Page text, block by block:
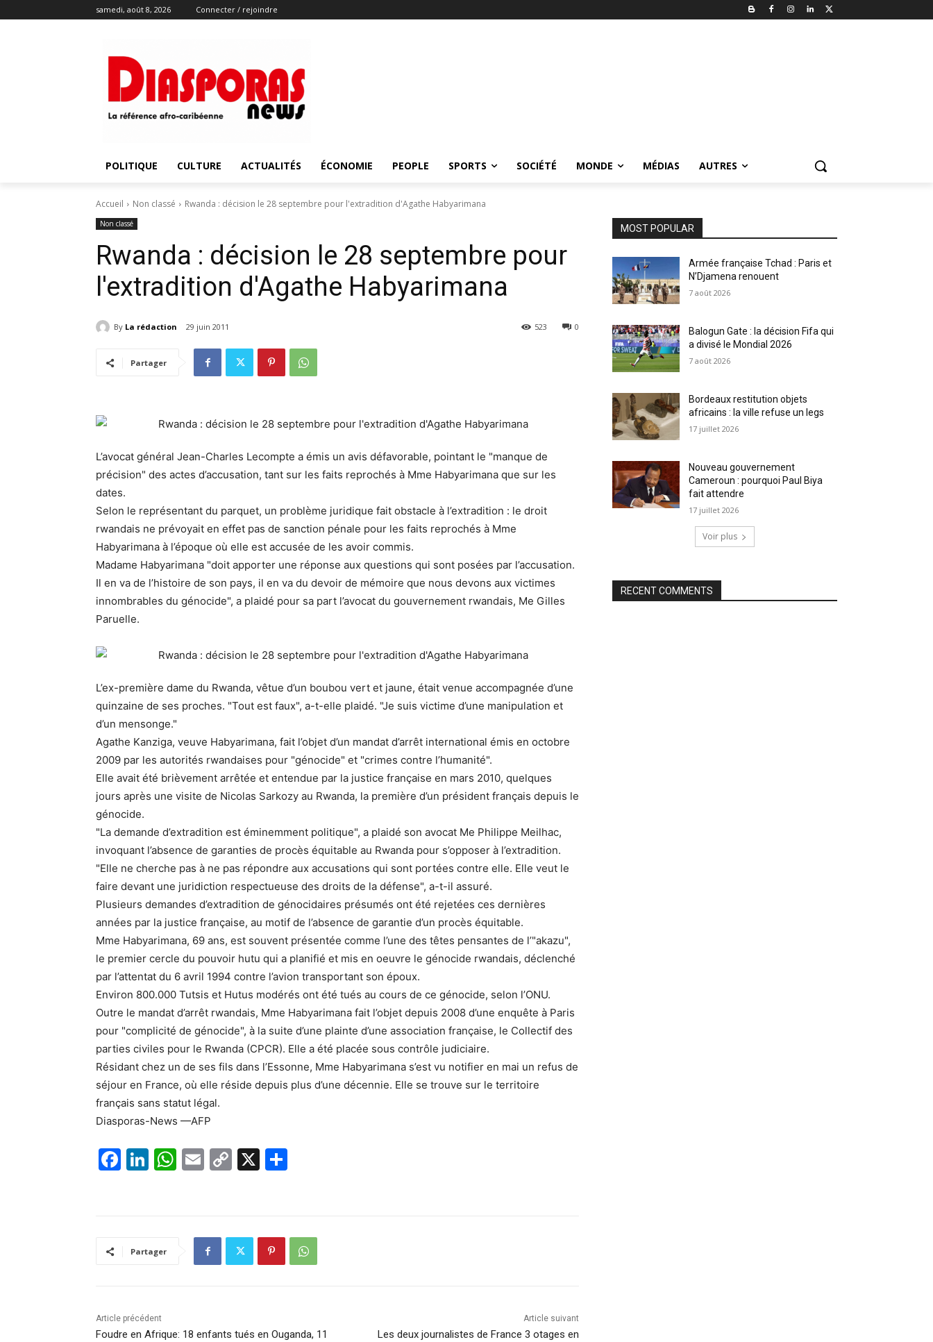
samedi, août 8, 2026 Connecter / rejoindre
POLITIQUE CULTURE ACTUALITÉS ÉCONOMIE PEOPLE SPORTS SOCIÉTÉ MONDE MÉDIAS AUTRES
Accueil Non classé Rwanda : décision le 28 septembre pour l'extradition d'Agathe Habyarimana
Non classé
Rwanda : décision le 28 septembre pour
l'extradition d'Agathe Habyarimana
By La rédaction 29 juin 2011 0
523
Partager
L’avocat général Jean-Charles Lecompte a émis un avis défavorable, pointant le "manque de
précision" des actes d’accusation, tant sur les faits reprochés à Mme Habyarimana que sur les
dates.
Selon le représentant du parquet, un problème juridique fait obstacle à l’extradition : le droit
rwandais ne prévoyait en effet pas de sanction pénale pour les faits reprochés à Mme
Habyarimana à l’époque où elle est accusée de les avoir commis.
Madame Habyarimana "doit apporter une réponse aux questions qui sont posées par l’accusation.
Il en va de l’histoire de son pays, il en va du devoir de mémoire que nous devons aux victimes
innombrables du génocide", a plaidé pour sa part l’avocat du gouvernement rwandais, Me Gilles
Paruelle.
L’ex-première dame du Rwanda, vêtue d’un boubou vert et jaune, était venue accompagnée d’une
quinzaine de ses proches. "Tout est faux", a-t-elle plaidé. "Je suis victime d’une manipulation et
d’un mensonge."
Agathe Kanziga, veuve Habyarimana, fait l’objet d’un mandat d’arrêt international émis en octobre
2009 par les autorités rwandaises pour "génocide" et "crimes contre l’humanité".
Elle avait été brièvement arrêtée et entendue par la justice française en mars 2010, quelques
jours après une visite de Nicolas Sarkozy au Rwanda, la première d’un président français depuis le
génocide.
"La demande d’extradition est éminemment politique", a plaidé son avocat Me Philippe Meilhac,
invoquant l’absence de garanties de procès équitable au Rwanda pour s’opposer à l’extradition.
"Elle ne cherche pas à ne pas répondre aux accusations qui sont portées contre elle. Elle veut le
faire devant une juridiction respectueuse des droits de la défense", a-t-il assuré.
Plusieurs demandes d’extradition de génocidaires présumés ont été rejetées ces dernières
années par la justice française, au motif de l’absence de garantie d’un procès équitable.
Mme Habyarimana, 69 ans, est souvent présentée comme l’une des têtes pensantes de l’"akazu",
le premier cercle du pouvoir hutu qui a planifié et mis en oeuvre le génocide rwandais, déclenché
par l’attentat du 6 avril 1994 contre l’avion transportant son époux.
Environ 800.000 Tutsis et Hutus modérés ont été tués au cours de ce génocide, selon l’ONU.
Outre le mandat d’arrêt rwandais, Mme Habyarimana fait l’objet depuis 2008 d’une enquête à Paris
pour "complicité de génocide", à la suite d’une plainte d’une association française, le Collectif des
parties civiles pour le Rwanda (CPCR). Elle a été placée sous contrôle judiciaire.
Résidant chez un de ses fils dans l’Essonne, Mme Habyarimana s’est vu notifier en mai un refus de
séjour en France, où elle réside depuis plus d’une décennie. Elle se trouve sur le territoire
français sans statut légal.
Diasporas-News —AFP
F
b
k
Li
dI
W E
C
Li
n
X
er
Partager
Article précédent
Foudre en Afrique: 18 enfants tués en Ouganda, 11
Article suivant
Les deux journalistes de France 3 otages en
MOST POPULAR
Armée française Tchad : Paris et
N’Djamena renouent
7 août 2026
Balogun Gate : la décision Fifa qui
a divisé le Mondial 2026
7 août 2026
Bordeaux restitution objets
africains : la ville refuse un legs
17 juillet 2026
Nouveau gouvernement
Cameroun : pourquoi Paul Biya
fait attendre
17 juillet 2026
Voir plus
RECENT COMMENTS